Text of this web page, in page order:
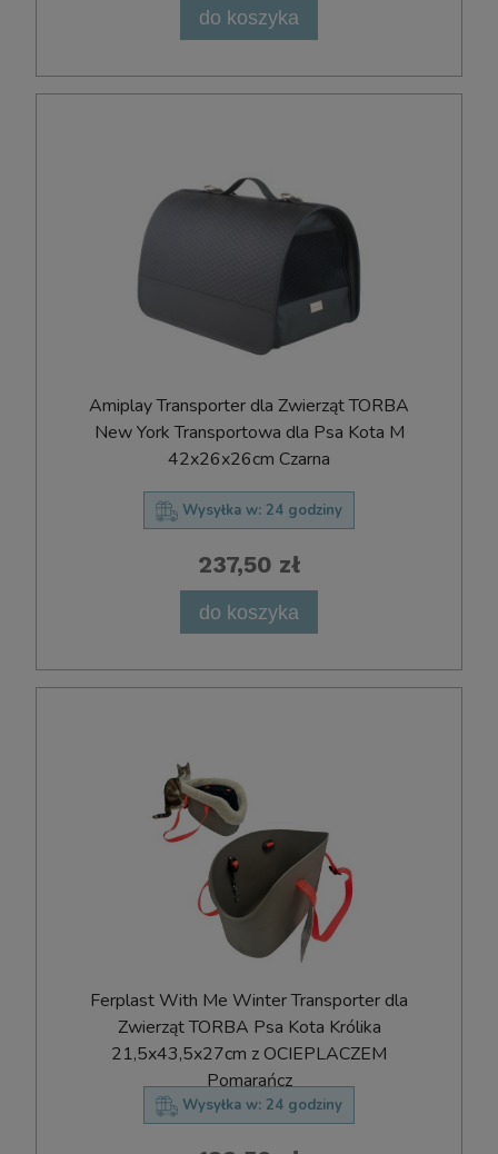
do koszyka
Amiplay Transporter dla Zwierząt TORBA
New York Transportowa dla Psa Kota M
42x26x26cm Czarna
Wysyłka w: 24 godziny
237,50 zł
do koszyka
Ferplast With Me Winter Transporter dla
Zwierząt TORBA Psa Kota Królika
21,5x43,5x27cm z OCIEPLACZEM
Pomarańcz
Wysyłka w: 24 godziny